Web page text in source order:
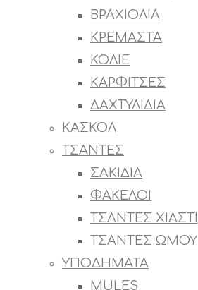
ΒΡΑΧΙΟΛΙΑ
ΚΡΕΜΑΣΤΑ
ΚΟΛΙΕ
ΚΑΡΦΙΤΣΕΣ
ΔΑΧΤΥΛΙΔΙΑ
ΚΑΣΚΟΛ
ΤΣΑΝΤΕΣ
ΣΑΚΙΔΙΑ
ΦΑΚΕΛΟΙ
ΤΣΑΝΤΕΣ ΧΙΑΣΤΙ
ΤΣΑΝΤΕΣ ΩΜΟΥ
ΥΠΟΔΗΜΑΤΑ
MULES